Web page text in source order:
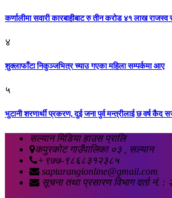
कर्णालीमा सवारी कारबाहीबाट रु तीन करोड ४१ लाख
४
शुक्लाफाँटा निकुञ्जभित्र च्याउ गएका महिला सम्पर्कमा आए
५
भुटानी शरणार्थी प्रकरण, दुई जना पुर्व मन्त्रीलाई छ वर्ष कैद
सल्यान मिडिया हाउस प्रालि
कपुरकोट गाउँपालिका ०३ , सल्यान
+९७७-९८६८३१२३८५
saptarangionline@gmail.com
सूचना तथा प्रसारण विभाग दर्ता नं.